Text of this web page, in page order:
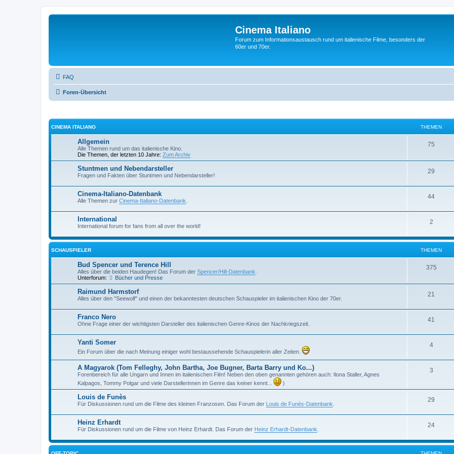
Cinema Italiano
Forum zum Informationsaustausch rund um italienische Filme, besonders der
60er und 70er.
FAQ
Foren-Übersicht
CINEMA ITALIANO THEMEN
Allgemein
Alle Themen rund um das italienische Kino.
Die Themen, der letzten 10 Jahre: Zum Archiv
75
e
Stuntmen und Nebendarsteller
Fragen und Fakten über Stuntmen und Nebendarsteller!
29
e
m
n
Cinema-Italiano-Datenbank
Alle Themen zur Cinema-Italiano-Datenbank
44T
m
e
International
International forum for fans from all over the world!
2T
e
n
SCHAUSPIELER THEMEN
Bud Spencer und Terence Hill
Alles über die beiden Haudegen! Das Forum der Spencer/Hill-Datenbank
Unterforum:
Bücher und Presse
375T
Raimund Harmstorf
Alles über den "Seewolf" und einen der bekanntesten deutschen Schauspieler im italienischen Kino der 70er.
21
m
n
Franco Nero
Ohne Frage einer der wichtigsten Darsteller des italienischen Genre-Kinos der Nachkriegszeit.
41
m
Yanti Somer
Ein Forum über die nach Meinung einiger wohl bestaussehende Schauspielerin aller Zeiten.
4T
e
e
A Magyarok (Tom Felleghy, John Bartha, Joe Bugner, Barta Barry und Ko...)
Forenbereich für alle Ungarn und Innen im italienischen Film! Neben den oben genannten gehören auch: Ilona Staller, Agnes
Kalpagos, Tommy Polgar und viele Darstellerinnen im Genre das keiner kennt...
)
3T
e
e
Louis de Funès
Für Diskussionen rund um die Filme des kleinen Franzosen. Das Forum der Louis de Funès-Datenbank
29
e
m
e
Heinz Erhardt
Für Diskussionen rund um die Filme von Heinz Erhardt. Das Forum der Heinz Erhardt-Datenbank
24T
e